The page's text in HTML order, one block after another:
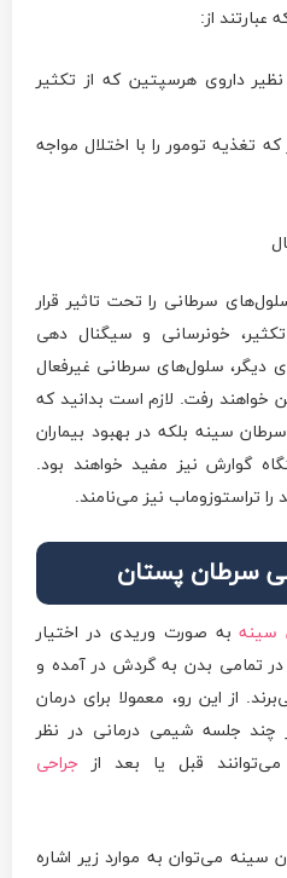
از:
داروی هرسپتین که از تکثیر
تغذیه تومور را با اختلال مواجه
سرطانی را تحت تاثیر قرار
خونرسانی و سیگنال دهی
دیگر، سلول‌های سرطانی غیرفعال
رفت. لازم است بدانید که
سینه بلکه در بهبود بیماران
گوارش نیز مفید خواهند بود.
تراستوزوماب نیز می‌نامند.
سرطان پستان
سینهبه صورت وریدی در اختیار
در تمامی بدن به گردش در آمده و
از این رو، معمولا برای درمان
چند جلسه شیمی درمانی در نظر
قبل یا بعد از جراحی
سینه می‌توان به موارد زیر اشاره